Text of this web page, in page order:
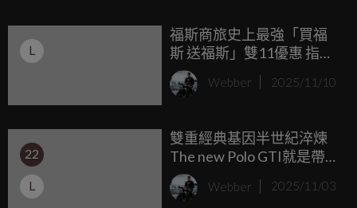
Amarok Style 的加入，將與頂規的 PanAmericana 組成更完整
的德系皮卡陣容 。
L
福斯商旅史上最強「買福
斯 送福斯」雙11優惠 指定
車型最高折30萬元 年底前
入主全車系 有機會將全新
Webber 2025/11/10
22
L
雙重經典基因半世紀淬煉
The new Polo GTI就是帶勁
台灣福斯汽車宣告純正熱
血小鋼砲全新上市
Webber 2025/11/03